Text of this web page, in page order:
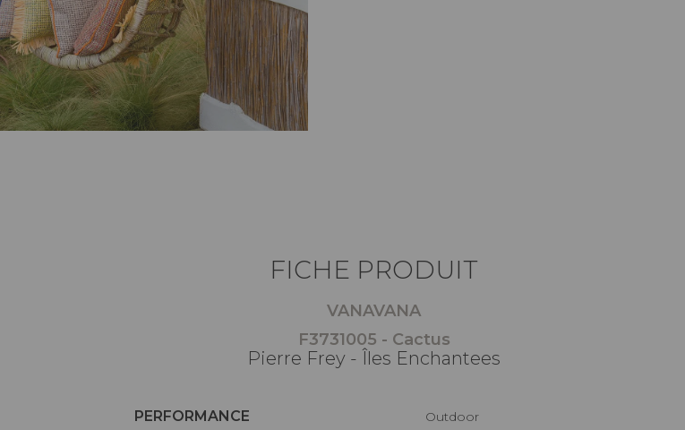
FICHE PRODUIT
VANAVANA
F3731005 - Cactus
Pierre Frey - Îles Enchantees
PERFORMANCE Outdoor